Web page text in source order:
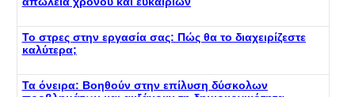
Το στρες στην εργασία σας: Πώς θα το διαχειρίζεστε
καλύτερα;
Τα όνειρα: Βοηθούν στην επίλυση δύσκολων